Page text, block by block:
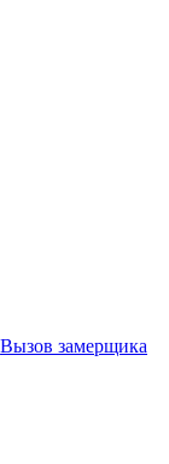
Вызов замерщика